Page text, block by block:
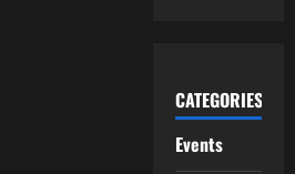
CATEGORIES
Events